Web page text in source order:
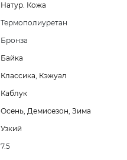
Натур. Кожа
Термополиуретан
Бронза
Байка
Классика, Кэжуал
Каблук
Осень, Демисезон, Зима
Узкий
7.5